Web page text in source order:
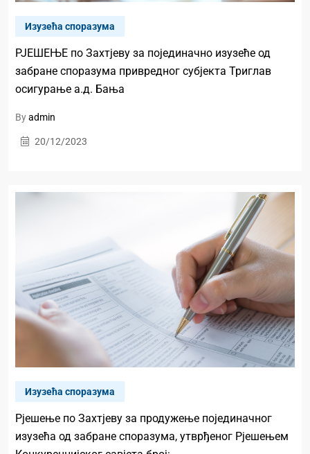
Изузећа споразума
РЈЕШЕЊЕ по Захтјеву за појединачно изузеће од
забране споразума привредног субјекта Триглав
осигурање а.д. Бања
Byadmin
20/12/2023
Изузећа споразума
Рјешење по Захтјеву за продужење појединачног
изузећа од забране споразума, утврђеног Рјешењем